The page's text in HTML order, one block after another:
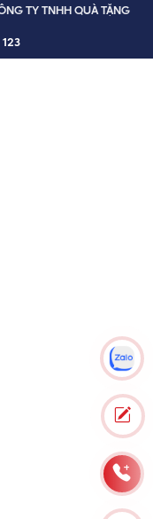
TY TNHH QUÀ TẶNG